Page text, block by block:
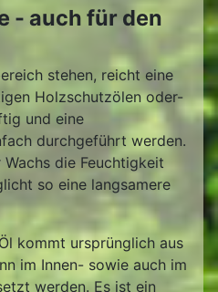
- auch für den
stehen, reicht eine
Holzschutzölen oder-
und eine
durchgeführt werden.
die Feuchtigkeit
so eine langsamere
kommt ursprünglich aus
im Innen- sowie auch im
werden. Es ist ein